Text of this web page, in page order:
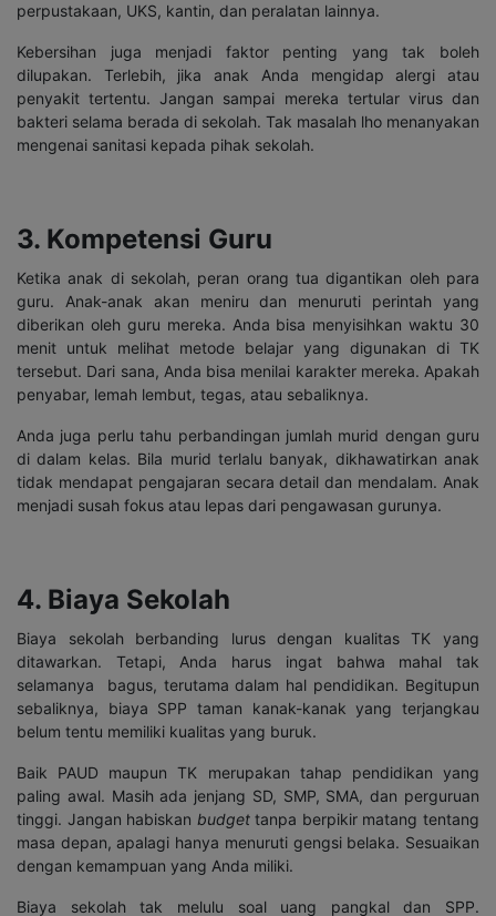
perpustakaan, UKS, kantin, dan peralatan lainnya.
Kebersihan juga menjadi faktor penting yang tak boleh
dilupakan. Terlebih, jika anak Anda mengidap alergi atau
penyakit tertentu. Jangan sampai mereka tertular virus dan
bakteri selama berada di sekolah. Tak masalah lho menanyakan
mengenai sanitasi kepada pihak sekolah.
3. Kompetensi Guru
Ketika anak di sekolah, peran orang tua digantikan oleh para
guru. Anak-anak akan meniru dan menuruti perintah yang
diberikan oleh guru mereka. Anda bisa menyisihkan waktu 30
menit untuk melihat metode belajar yang digunakan di TK
tersebut. Dari sana, Anda bisa menilai karakter mereka. Apakah
penyabar, lemah lembut, tegas, atau sebaliknya.
Anda juga perlu tahu perbandingan jumlah murid dengan guru
di dalam kelas. Bila murid terlalu banyak, dikhawatirkan anak
tidak mendapat pengajaran secara detail dan mendalam. Anak
menjadi susah fokus atau lepas dari pengawasan gurunya.
4. Biaya Sekolah
Biaya sekolah berbanding lurus dengan kualitas TK yang
ditawarkan. Tetapi, Anda harus ingat bahwa mahal tak
selamanya bagus, terutama dalam hal pendidikan. Begitupun
sebaliknya, biaya SPP taman kanak-kanak yang terjangkau
belum tentu memiliki kualitas yang buruk.
Baik PAUD maupun TK merupakan tahap pendidikan yang
paling awal. Masih ada jenjang SD, SMP, SMA, dan perguruan
tinggi. Jangan habiskan budgettanpa berpikir matang tentang
masa depan, apalagi hanya menuruti gengsi belaka. Sesuaikan
dengan kemampuan yang Anda miliki.
Biaya sekolah tak melulu soal uang pangkal dan SPP.